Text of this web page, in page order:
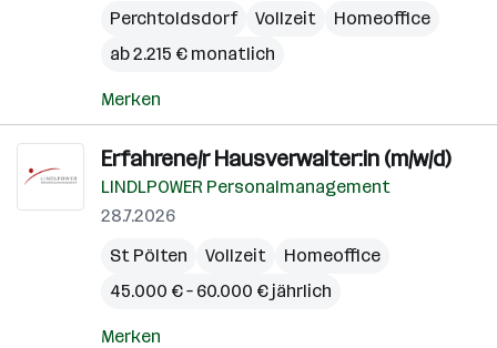
Perchtoldsdorf Vollzeit
Homeoffice
ab 2.215 € monatlich
Merken
Erfahrene/r Hausverwalter:in (m/w/d)
LINDLPOWER Personalmanagement
28.7.2026
St Pölten
Vollzeit
Homeoffice
45.000 € – 60.000 € jährlich
Merken